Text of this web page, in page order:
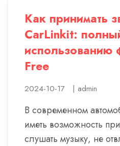
Как принимать
CarLinkit:
использованию
Free
2024-10-17 | admin
В современном
иметь возможность
слушать музыку, не